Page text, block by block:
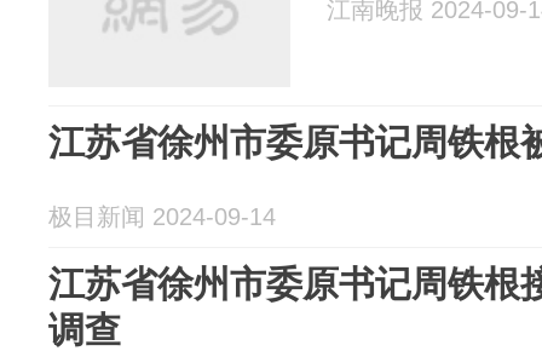
江南晚报 2024-09-
江苏省徐州市委原书记周铁根
极目新闻 2024-09-14
江苏省徐州市委原书记周铁根
调查